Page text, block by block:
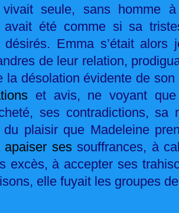
seule, sans homme à
avait été comme si sa
Emma s’était alors
de leur relation,
la désolation évidente de
et avis, ne voyant
ses contradictions, sa
plaisir que Madeleine
apaiser sessouffrances, à
excès, à accepter ses
elle fuyait les groupes